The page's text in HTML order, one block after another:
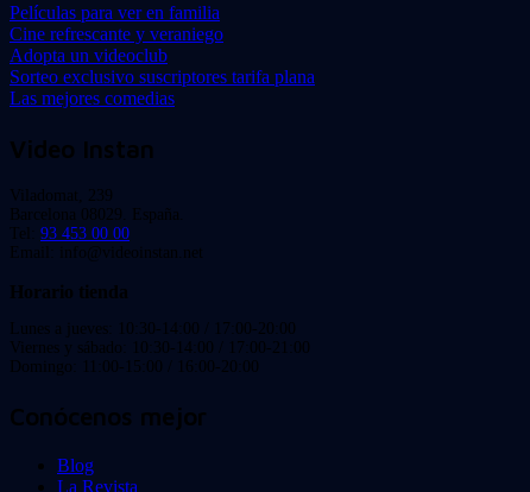
Películas para ver en familia
Cine refrescante y veraniego
Adopta un videoclub
Sorteo exclusivo suscriptores tarifa plana
Las mejores comedias
Video Instan
Viladomat, 239
Barcelona 08029. España.
Tel: 93 453 00 00
Email: info@videoinstan.net
Horario tienda
Lunes a jueves: 10:30-14:00 / 17:00-20:00
Viernes y sábado: 10:30-14:00 / 17:00-21:00
Domingo: 11:00-15:00 / 16:00-20:00
Conócenos mejor
Blog
La Revista